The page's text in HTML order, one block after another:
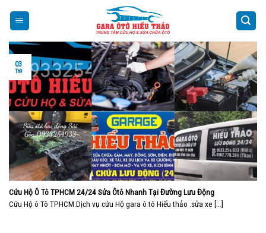
Cứu Hộ Ô Tô TPHCM 24/24 Sửa Ôtô Nhanh Tại Đường Lưu Động
Cứu Hộ ô Tô TPHCM.Dịch vụ cứu Hộ gara ô tô Hiếu thảo .sửa xe [...]
03
Th9